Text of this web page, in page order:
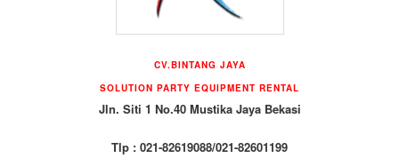
CV.BINTANG JAYA
SOLUTION PARTY EQUIPMENT RENTAL
Jln. Siti 1 No.40 Mustika Jaya Bekasi
Tlp : 021-82619088/021-82601199